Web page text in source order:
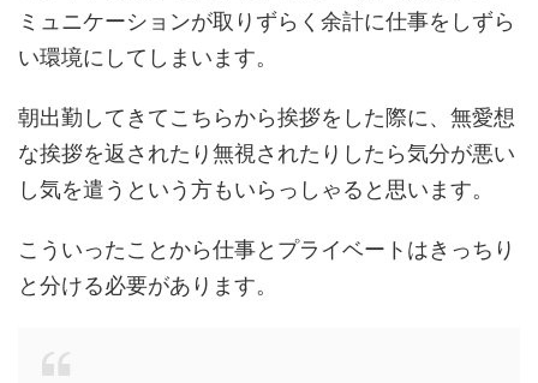
ミュニケーションが取りずらく余計に仕事をしずら
い環境にしてしまいます。
朝出勤してきてこちらから挨拶をした際に、無愛想
な挨拶を返されたり無視されたりしたら気分が悪い
し気を遣うという方もいらっしゃると思います。
こういったことから仕事とプライベートはきっちり
と分ける必要があります。